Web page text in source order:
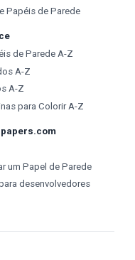
Papéis de Parede
de Parede A-Z
A-Z
A-Z
para Colorir A-Z
um Papel de Parede
desenvolvedores